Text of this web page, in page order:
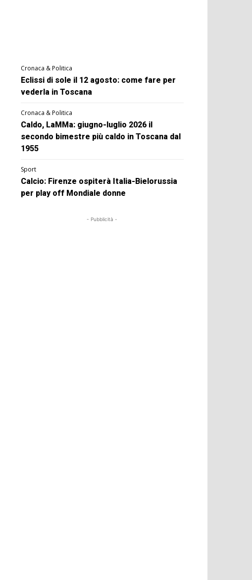
Cronaca & Politica
Eclissi di sole il 12 agosto: come fare per
vederla in Toscana
Cronaca & Politica
Caldo, LaMMa: giugno-luglio 2026 il
secondo bimestre più caldo in Toscana dal
1955
Sport
Calcio: Firenze ospiterà Italia-Bielorussia
per play off Mondiale donne
- Pubblicità -